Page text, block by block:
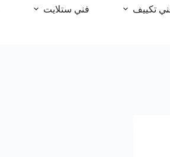
تكييف فني ستلايت